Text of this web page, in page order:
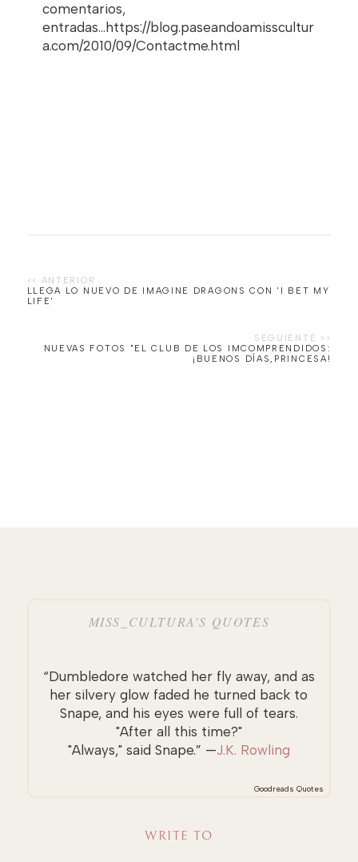
comentarios,
entradas...https://blog.paseandoamisscultur
a.com/2010/09/Contactme.html
LLEGA LO NUEVO DE IMAGINE DRAGONS CON 'I BET MY
NUEVAS FOTOS "EL CLUB DE LOS IMCOMPRENDIDOS:
¡BUENOS DÍAS,PRINCESA!
MISS_CULTURA’S QUOTES
“Dumbledore watched her fly away, and as
her silvery glow faded he turned back to
Snape, and his eyes were full of tears.
"After all this time?"
"Always," said Snape.” —J.K. Rowling
Goodreads Quotes
WRITE TO